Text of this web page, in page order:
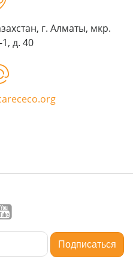
г. Алматы, мкр.
д. 40